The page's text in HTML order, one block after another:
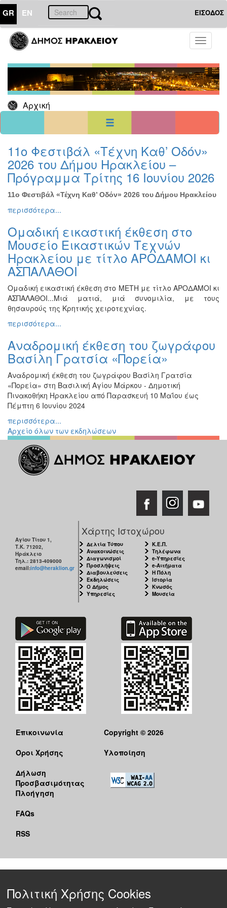
GR EN ΕΙΣΟΔΟΣ
Toggle
Αρχική
12
Μάιος
2024
Τρι Τετ Πεμ Παρ Σαβ
1 2 3
4
5
12
13 14 15 16 17
18
25
ΗΜΕΡΟΛΟΓΙΟ
ΕΚΔΗΛΩΣΕΩΝ
Χριστούγεννα
-
Πρωτοχρονιά
Ζωγραφική
Φωτογραφία
Τραγούδι
Κινηματογράφος
Χορός
Θέατρο
Παζάρι
Ειδών
Συνέδρια
Ημερίδες
-
Διημερίδες
Σεμινάρια-
Διαλέξεις-
Ομιλίες
Διάφορες
Εκθέσεις
Εκδηλώσεις
ΔΗΜΟΣ
ΠΟΛΙΤΙΣΜΟΣ
ΑΝΘΕΚΤΙΚΗ
ΠΟΛΗ
11ο Φεστιβάλ «Τέχνη Καθ’ Οδόν»
2026 του Δήμου Ηρακλείου –
Πρόγραμμα Τρίτης 16 Ιουνίου 2026
11ο Φεστιβάλ «Τέχνη Καθ’ Οδόν» 2026 του Δήμου Ηρακλείου
περισσότερα...
Ομαδική εικαστική έκθεση στο
Μουσείο Εικαστικών Τεχνών
Ηρακλείου με τίτλο ΑΡΟΔΑΜΟΙ κι
ΑΣΠΑΛΑΘΟΙ
Ομαδική εικαστική έκθεση στο ΜΕΤΗ με τίτλο ΑΡΟΔΑΜΟΙ κι
ΑΣΠΑΛΑΘΟΙ...Μιά ματιά, μιά συνομιλία, με τους
θησαυρούς της Κρητικής χειροτεχνίας.
περισσότερα...
Αναδρομική έκθεση του ζωγράφου
Βασίλη Γρατσία «Πορεία»
Αναδρομική έκθεση του ζωγράφου Βασίλη Γρατσία
«Πορεία» στη Βασιλική Αγίου Μάρκου - Δημοτική
Πινακοθήκη Ηρακλείου από Παρασκευή 10 Μαΐου έως
Πέμπτη 6 Ιουνίου 2024
περισσότερα...
Αρχείο όλων των εκδηλώσεων
Αγίου Τίτου 1,
Τ.Κ. 71202,
Ηράκλειο
Τηλ.: 2813-409000
email:info@heraklion.gr
Χάρτης Ιστοχώρου
Δελτία Τύπου
Ανακοινώσεις
Διαγωνισμοί
Προσλήψεις
Διαβουλεύσεις
Εκδηλώσεις
Ο Δήμος
Υπηρεσίες
Κ.Ε.Π.
Τηλέφωνα
e-Υπηρεσίες
e-Αιτήματα
Η Πόλη
Ιστορία
Κνωσός
Μουσεία
Επικοινωνία
Όροι Χρήσης
Δήλωση
Προσβασιμότητας
Πλοήγηση
FAQs
RSS
Copyright © 2026
Υλοποίηση
Πολιτική Χρήσης Cookies